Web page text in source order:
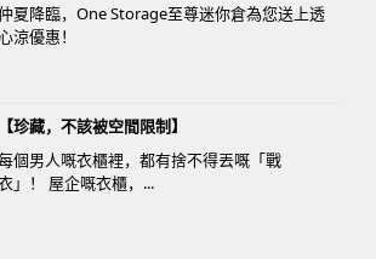
夏降臨，One Storage至尊迷你倉為您送上透
涼優惠！
【珍藏，不該被空間限制】
個男人嘅衣櫃裡，都有捨不得丟嘅「戰
衣」！ 屋企嘅衣櫃，...